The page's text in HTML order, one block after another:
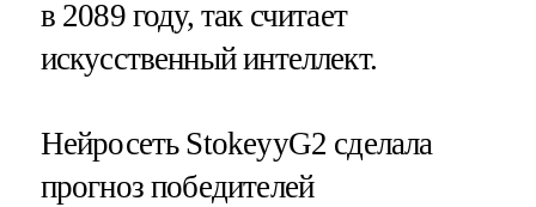
в 2089 году, так считает
искусственный интеллект.
Нейросеть StokeyyG2 сделала
прогноз победителей